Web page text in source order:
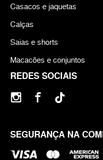
REDES SOCIAIS
SEGURANÇA NA
Casacos e jaquetas
Calças
Saias e shorts
Macacões e conjuntos